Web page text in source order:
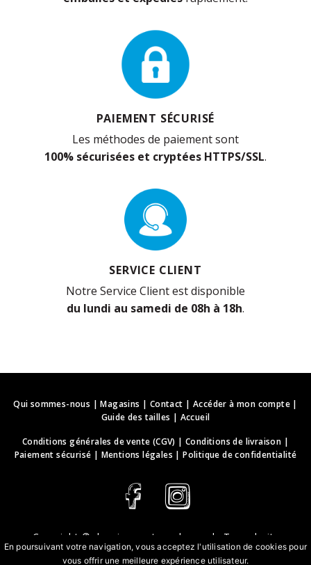
PAIEMENT SÉCURISÉ
Les méthodes de paiement sont
100% sécurisées et cryptées HTTPS/SSL.
SERVICE CLIENT
Notre Service Client est disponible
du lundi au samedi de 08h à 18h.
Qui sommes-nous |Magasins | Contact | Accéder à mon compte|
Guide des tailles | Accueil
Conditions générales de vente (CGV) |Conditions de livraison |
Paiement sécurisé | Mentions légales |Politique de confidentialité
Copyright © deguisements-cadeaux.ch
. Tous droits
réservés.
En poursuivant votre navigation, vous acceptez l'utilisation de cookies pour
vous offrir une meilleure expérience utilisateur.